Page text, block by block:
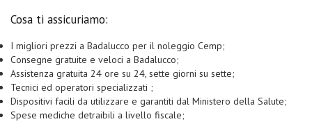
Cosa ti assicuriamo:
I migliori prezzi a Badalucco per il noleggio Cemp;
Consegne gratuite e veloci a Badalucco;
Assistenza gratuita 24 ore su 24, sette giorni su sette;
Tecnici ed operatori specializzati ;
Dispositivi facili da utilizzare e garantiti dal Ministero della Salute;
Spese mediche detraibili a livello fiscale;